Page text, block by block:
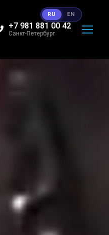
+7 981 881 00 42
Санкт-Петербург
RU EN